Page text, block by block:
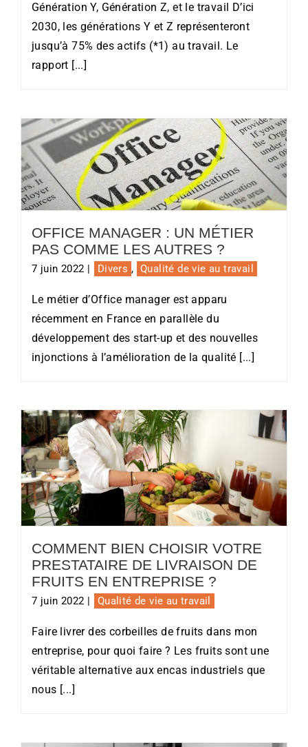
Génération Y, Génération Z, et le travail D’ici
2030, les générations Y et Z représenteront
jusqu’à 75% des actifs (*1) au travail. Le
rapport [...]
Office Manager : un métier pas
comme les autres ?
OFFICE MANAGER : UN MÉTIER
PAS COMME LES AUTRES ?
7 juin 2022 | Divers , Qualité de vie au travail
Le métier d’Office manager est apparu
récemment en France en parallèle du
développement des start-up et des nouvelles
injonctions à l’amélioration de la qualité [...]
Comment bien choisir votre
prestataire de livraison de fruits en
entreprise ?
COMMENT BIEN CHOISIR VOTRE
PRESTATAIRE DE LIVRAISON DE
FRUITS EN ENTREPRISE ?
7 juin 2022 | Qualité de vie au travail
Faire livrer des corbeilles de fruits dans mon
entreprise, pour quoi faire ? Les fruits sont une
véritable alternative aux encas industriels que
nous [...]